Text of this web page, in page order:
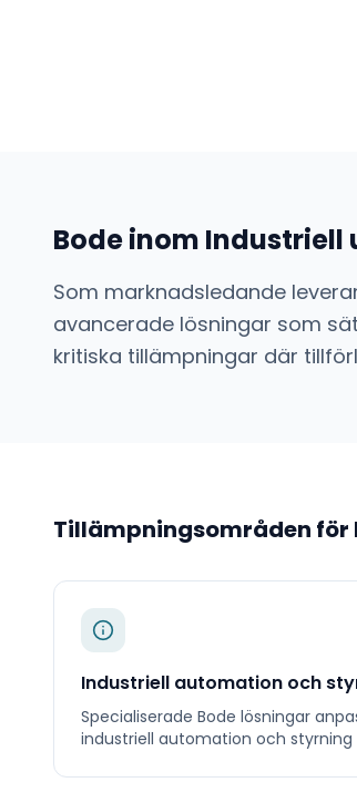
Bodeinom Industriell
Som marknadsledande
avancerade lösningar som
kritiska tillämpningar där
Tillämpningsområden för
Industriell automation och
Specialiserade Bode lösningar
industriell automation och styrning